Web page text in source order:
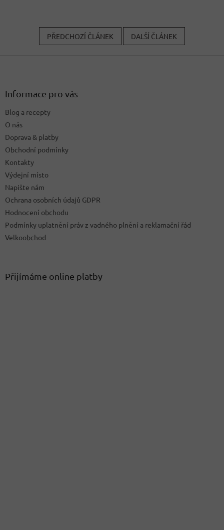
PŘEDCHOZÍ ČLÁNEK DALŠÍ ČLÁNEK
Informace pro vás
Blog a recepty
O nás
Doprava & platby
Obchodní podmínky
Kontakty
Výdejní místo
Napište nám
Ochrana osobních údajů GDPR
Hodnocení obchodu
Podmínky uplatnění práv z vadného plnění a reklamační řád
Velkoobchod
Přijímáme online platby